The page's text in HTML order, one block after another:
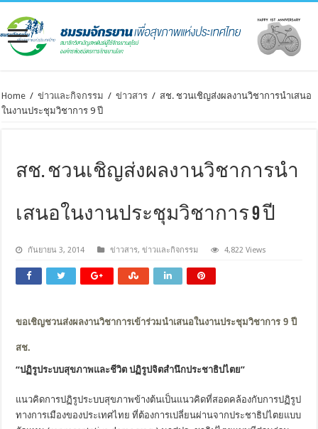
Home / ข่าวและกิจกรรม / ข่าวสาร / สช. ชวนเชิญส่งผลงานวิชาการนำเสนอ
ในงานประชุมวิชาการ 9 ปี
สช. ชวนเชิญส่งผลงานวิชาการนำ
เสนอในงานประชุมวิชาการ 9 ปี
กันยายน 3, 2014 ข่าวสาร,ข่าวและกิจกรรม 4,822 Views
ขอเชิญชวนส่งผลงานวิชาการเข้าร่วมนำเสนอในงานประชุมวิชาการ 9 ปี
สช.
“ปฏิรูประบบสุขภาพและชีวิต ปฏิรูปจิตสำนึกประชาธิปไตย”
แนวคิดการปฏิรูประบบสุขภาพข้างต้นเป็นแนวคิดที่สอดคล้องกับการปฏิรูป
ทางการเมืองของประเทศไทย ที่ต้องการเปลี่ยนผ่านจากประชาธิปไตยแบบ